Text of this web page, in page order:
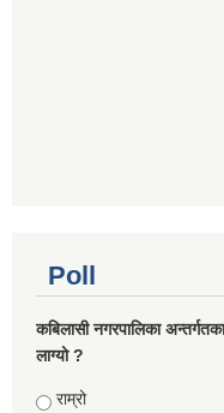
Poll
कबिलासी नगरपालिका
लाग्यो ?
Choices
राम्रो